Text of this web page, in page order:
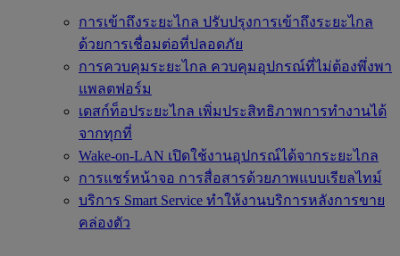
การเข้าถึงระยะไกล ปรับปรุงการเข้าถึงระยะไกล
ด้วยการเชื่อมต่อที่ปลอดภัย
การควบคุมระยะไกล ควบคุมอุปกรณ์ที่ไม่ต้องพึ่งพา
แพลตฟอร์ม
เดสก์ท็อประยะไกล เพิ่มประสิทธิภาพการทำงานได้
จากทุกที่
Wake-on-LAN เปิดใช้งานอุปกรณ์ได้จากระยะไกล
การแชร์หน้าจอ การสื่อสารด้วยภาพแบบเรียลไทม์
บริการ Smart Service ทำให้งานบริการหลังการขาย
คล่องตัว